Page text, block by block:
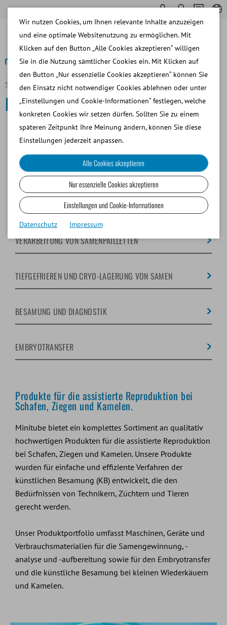
Startseite Kleine Wiederkäuer und Kamelide
Kleine Wiederkäuer und Kamelide
SAMENGEWINNUNG
SAMENANALYSE
SAMENVERDÜNNUNG
VERARBEITUNG VON SAMENPAILLETTEN
TIEFGEFRIEREN UND CRYO-LAGERUNG VON SAMEN
BESAMUNG UND DIAGNOSTIK
EMBRYOTRANSFER
Produkte für die assistierte Reproduktion bei
Schafen, Ziegen und Kamelen.
Minitube bietet ein komplettes Sortiment an qualitativ
hochwertigen Produkten für die assistierte Reproduktion
bei Schafen, Ziegen und Kamelen. Unsere Produkte
wurden für einfache und effiziente Verfahren der
künstlichen Besamung (KB) entwickelt, die den
Bedürfnissen von Technikern, Züchtern und Tieren
gerecht werden.
Unser Produktportfolio umfasst Maschinen, Geräte und
Verbrauchsmaterialien für die Samengewinnung, -
analyse und -aufbereitung sowie für den Embryotransfer
und die künstliche Besamung bei kleinen Wiederkäuern
und Kamelen.
Wir nutzen Cookies, um Ihnen relevante Inhalte anzuzeigen
und eine optimale Websitenutzung zu ermöglichen. Mit
Klicken auf den Button „Alle Cookies akzeptieren“ willigen
Sie in die Nutzung sämtlicher Cookies ein. Mit Klicken auf
den Button „Nur essenzielle Cookies akzeptieren“ können Sie
den Einsatz nicht notwendiger Cookies ablehnen oder unter
„Einstellungen und Cookie-Informationen“ festlegen, welche
konkreten Cookies wir setzen dürfen. Sollten Sie zu einem
späteren Zeitpunkt Ihre Meinung ändern, können Sie diese
Einstellungen jederzeit anpassen.
Alle Cookies akzeptieren
Nur essenzielle Cookies akzeptieren
Einstellungen und Cookie-Informationen
Datenschutz Impressum